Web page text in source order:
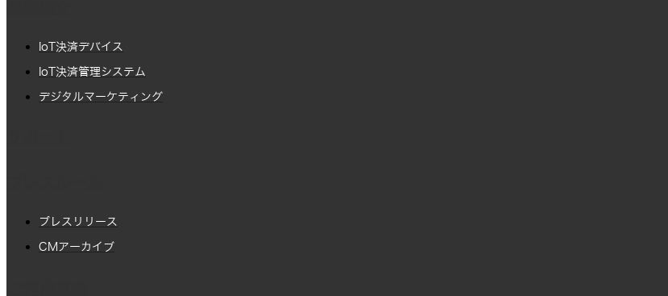
IoT決済デバイス
IoT決済管理システム
デジタルマーケティング
プレスリリース
CMアーカイブ